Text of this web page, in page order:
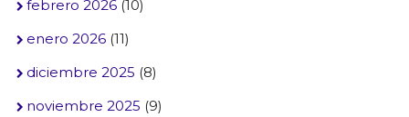
febrero 2026(10)
enero 2026(11)
diciembre 2025 (8)
noviembre 2025 (9)